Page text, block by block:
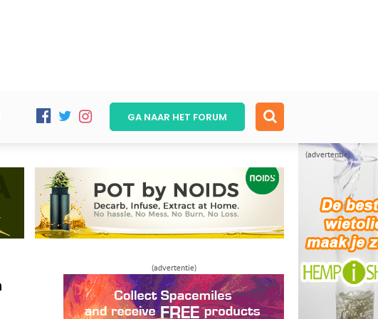
(advertentie)
GA NAAR HET FORUM
(advertentie)